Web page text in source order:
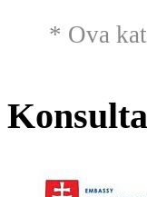
* Ova